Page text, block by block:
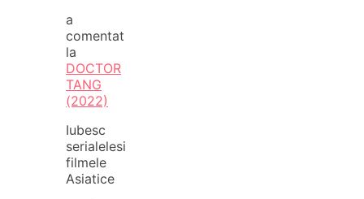
a
comentat
la
DOCTOR
TANG
(2022)
Iubesc
serialelesi
filmele
Asiatice